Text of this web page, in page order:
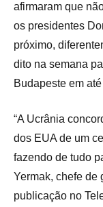
afirmaram que
os presidentes
próximo,
dito na semana
Budapeste em
“A Ucrânia
dos EUA de um
fazendo de tudo
Yermak, chefe de
publicação no